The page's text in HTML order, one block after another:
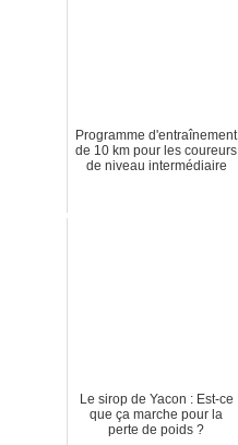
Programme d'entraînement
de 10 km pour les coureurs
de niveau intermédiaire
Le sirop de Yacon : Est-ce
que ça marche pour la
perte de poids ?